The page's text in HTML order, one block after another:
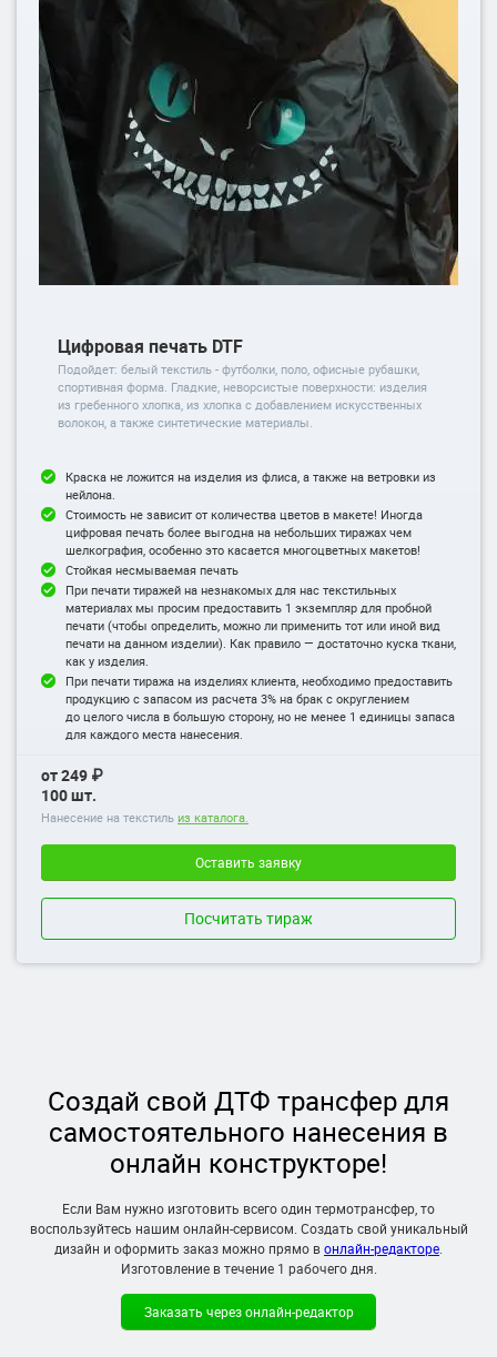
Цифровая печать DTF
Подойдет: белый текстиль - футболки, поло, офисные рубашки,
спортивная форма. Гладкие, неворсистые поверхности: изделия
из гребенного хлопка, из хлопка с добавлением искусственных
волокон, а также синтетические материалы.
Краска не ложится на изделия из флиса, а также на ветровки из
нейлона.
Стоимость не зависит от количества цветов в макете! Иногда
цифровая печать более выгодна на небольших тиражах чем
шелкография, особенно это касается многоцветных макетов!
Стойкая несмываемая печать
При печати тиражей на незнакомых для нас текстильных
материалах мы просим предоставить 1 экземпляр для пробной
печати (чтобы определить, можно ли применить тот или иной вид
печати на данном изделии). Как правило — достаточно куска ткани,
как у изделия.
При печати тиража на изделиях клиента, необходимо предоставить
продукцию с запасом из расчета 3% на брак с округлением
до целого числа в большую сторону, но не менее 1 единицы запаса
для каждого места нанесения.
от 249 ₽
100 шт.
Нанесение на текстиль из каталога.
Оставить заявку
Посчитать тираж
Создай свой ДТФ трансфер для
самостоятельного нанесения в
онлайн конструкторе!
Если Вам нужно изготовить всего один термотрансфер, то
воспользуйтесь нашим онлайн-сервисом. Создать свой уникальный
дизайн и оформить заказ можно прямо вонлайн-редакторе
Изготовление в течение 1 рабочего дня
Заказать через онлайн-редактор